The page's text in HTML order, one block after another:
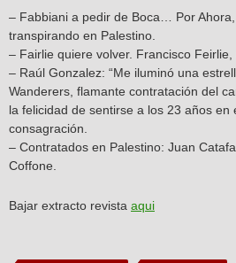
– Fabbiani a pedir de Boca… Por
transpirando en Palestino.
– Fairlie quiere volver. Francisco Feirlie,
– Raúl Gonzalez: “Me iluminó una
Wanderers, flamante contratación del
la felicidad de sentirse a los 23 años en
consagración.
– Contratados en Palestino: Juan
Coffone.
Bajar extracto revista aqui